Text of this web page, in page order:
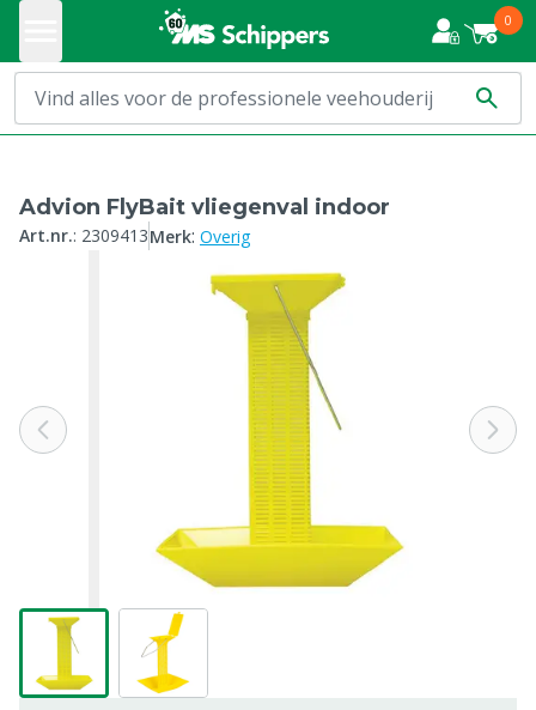
0
Advion FlyBait vliegenval indoor
Art.nr.: 2309413Merk: Overig